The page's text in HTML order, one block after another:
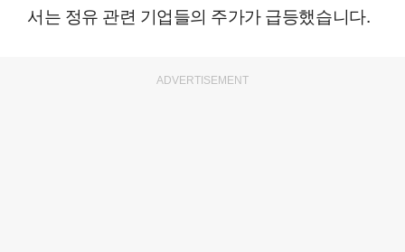
서는 정유 관련 기업들의 주가가 급등했습니다.
ADVERTISEMENT